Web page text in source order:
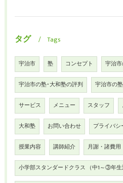
タグ Tags
宇治市 塾 コンセプト 宇治
宇治市の塾･大和塾の評判 宇治市の
サービス メニュー スタッフ
大和塾 お問い合わせ プライバシ
授業内容 講師紹介 月謝・諸費用
小学部スタンダードクラス （中1～③年生